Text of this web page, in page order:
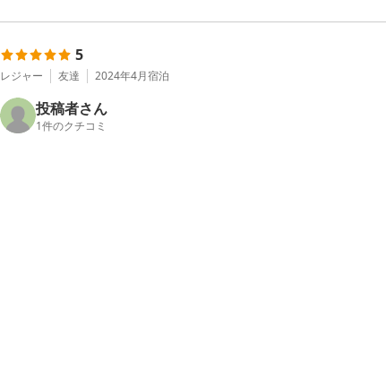
5
レジャー 友達 2024年4月宿泊
投稿者さん
1件のクチコミ